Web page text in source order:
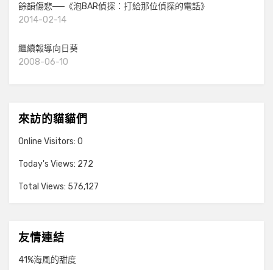
餘韻傷悲──《泡BAR偵探：打給那位偵探的電話》
2014-02-14
繼續報導向日葵
2008-06-10
來訪的貓貓們
Online Visitors: 0
Today's Views: 272
Total Views: 576,127
友情連結
41%海風的甜度